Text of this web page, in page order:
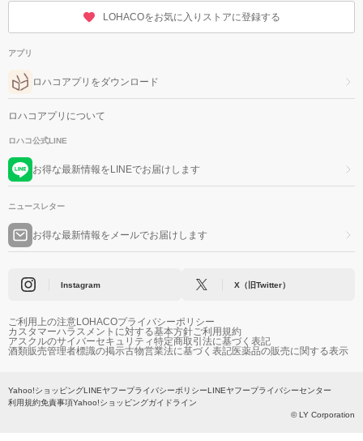
LOHACOをお気に入りストアに登録する
アプリ
ロハコアプリをダウンロード
ロハコアプリについて
ロハコ公式LINE
お得な最新情報をLINEでお届けします
ニュースレター
お得な最新情報をメールでお届けします
Instagram X（旧Twitter）
ご利用上の注意LOHACOプライバシーポリシー
カスタマーハラスメントに対する基本方針ご利用規約
アスクルのサイバーセキュリティ特定商取引法に基づく表記
酒類販売管理者標識の掲示古物営業法に基づく表記医薬品の販売に関する表示
Yahoo!ショッピングLINEヤフープライバシーポリシーLINEヤフープライバシーセンター
利用規約免責事項Yahoo!ショッピングガイドライン
© LY Corporation